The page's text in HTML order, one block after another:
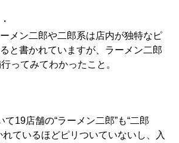
メン二郎や二郎系は店内が独特なピ
と書かれていますが、ラーメン二郎
ってみてわかったこと。
19店舗の“ラーメン二郎”も“二郎
れているほどピリついていないし、入